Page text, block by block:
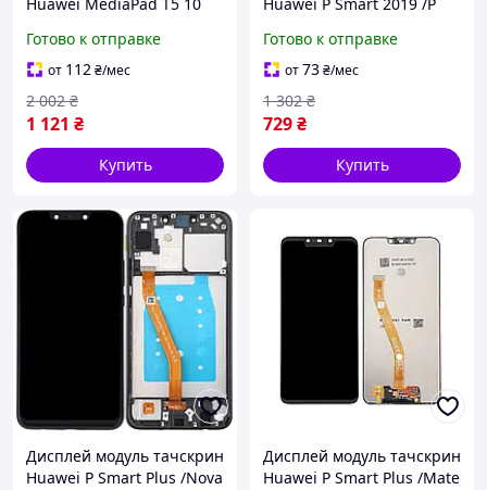
версия LTE черный с
отверстием под кнопку
меню (Home)
Готово к отправке
от 112₴/мес
1 121 ₴
2 002 ₴
Купить
2020 черный оригинал
PRC
Готово к отправке
от73₴/мес
729₴
1 302 ₴
Купить
Дисплей модуль тачскрин
Huawei P Smart Plus /Nova
Дисплей модуль тачскрин
Huawei P Smart Plus /Mate